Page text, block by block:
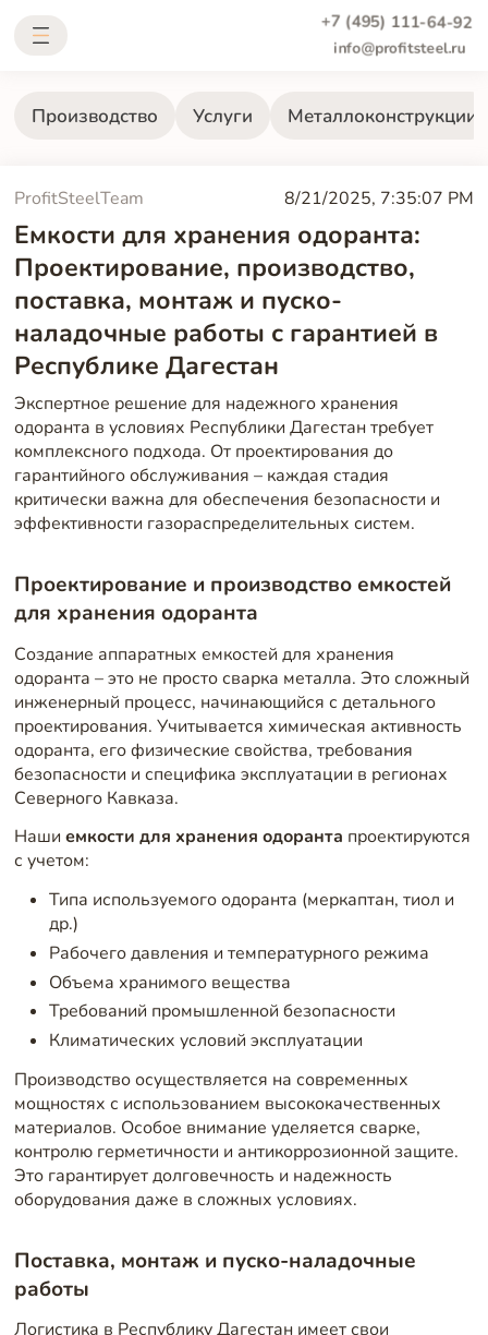
+7 (495) 111-64-92
info@profitsteel.ru
Производство Услуги Металлоконструкции
ProfitSteelTeam 8/21/2025, 7:35:07 PM
Емкости для хранения одоранта:
Проектирование, производство,
поставка, монтаж и пуско-
наладочные работы с гарантией в
Республике Дагестан
Экспертное решение для надежного хранения
одоранта в условиях Республики Дагестан требует
комплексного подхода. От проектирования до
гарантийного обслуживания – каждая стадия
критически важна для обеспечения безопасности и
эффективности газораспределительных систем.
Проектирование и производство емкостей
для хранения одоранта
Создание аппаратных емкостей для хранения
одоранта – это не просто сварка металла. Это сложный
инженерный процесс, начинающийся с детального
проектирования. Учитывается химическая активность
одоранта, его физические свойства, требования
безопасности и специфика эксплуатации в регионах
Северного Кавказа.
Наши емкости для хранения одоранта проектируются
с учетом:
Типа используемого одоранта (меркаптан, тиол и
др.)
Рабочего давления и температурного режима
Объема хранимого вещества
Требований промышленной безопасности
Климатических условий эксплуатации
Производство осуществляется на современных
мощностях с использованием высококачественных
материалов. Особое внимание уделяется сварке,
контролю герметичности и антикоррозионной защите.
Это гарантирует долговечность и надежность
оборудования даже в сложных условиях.
Поставка, монтаж и пуско-наладочные
работы
Логистика в Республику Дагестан имеет свои